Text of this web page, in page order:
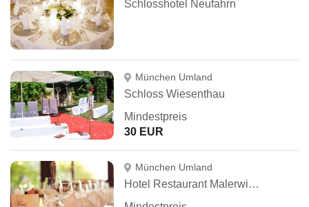
Schlosshotel Neufahrn
München Umland
Schloss Wiesenthau
Mindestpreis
30 EUR
München Umland
Hotel Restaurant Malerwinkel